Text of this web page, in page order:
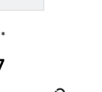
*